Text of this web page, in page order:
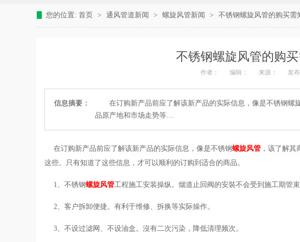
您的位置: 首页 > 通风管道新闻 > 螺旋风管新闻 > 不锈钢螺旋风管的购买需
不锈钢螺旋风管的购
作者： 编辑： 来源： 发
信息摘要：
在订购新产品前应了解该新产品的实际信息，像是不锈钢螺
品原产地和市场走势等…
在订购新产品前应了解该新产品的实际信息，像是不锈钢螺旋风管，该了解其
这些。只有知道了这些信息，才可以顺利的订购到适合的商品。
1、不锈钢螺旋风管工程施工安装操纵。烟道止回阀的安裝不会受到施工期管
2、客户拆卸便捷。有利于维修、拆换等实际操作。
3、不设过滤网、不设油盒。沒有二次污染，降低清理频次。